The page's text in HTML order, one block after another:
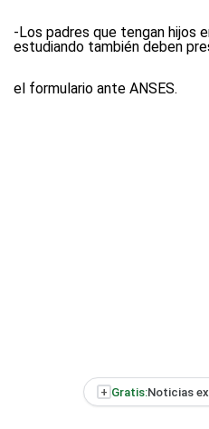
-Los padres que tengan hijos
estudiando también deben
el formulario ante ANSES.
+ Gratis:Noticias